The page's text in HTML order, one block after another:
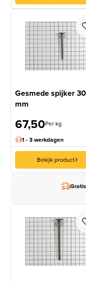
Gesmede spijker 30
mm
67,50Per kg
1 - 3 werkdagen
Bekijk product